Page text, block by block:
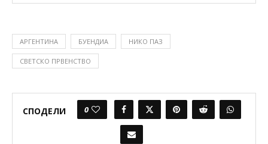
АРГЕНТИНА БУЕНДИА НИКО ПАЗ
СВЕТСКО ПРВЕНСТВО
СПОДЕЛИ 0